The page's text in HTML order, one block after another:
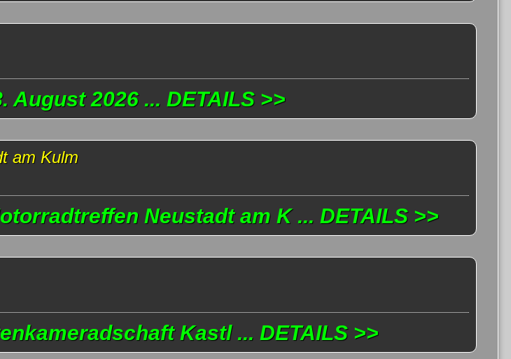
2026 ... DETAILS >>
am Kulm
Neustadt am K ... DETAILS >>
Kastl ... DETAILS >>